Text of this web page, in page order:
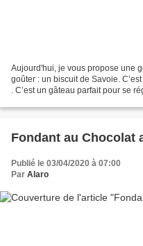
Aujourd'hui, je vous propose une
goûter : un biscuit de Savoie.
. C’est un gâteau parfait pour se
Fondant au Chocolat
Publié le 03/04/2020 à 07:00
Par Alaro